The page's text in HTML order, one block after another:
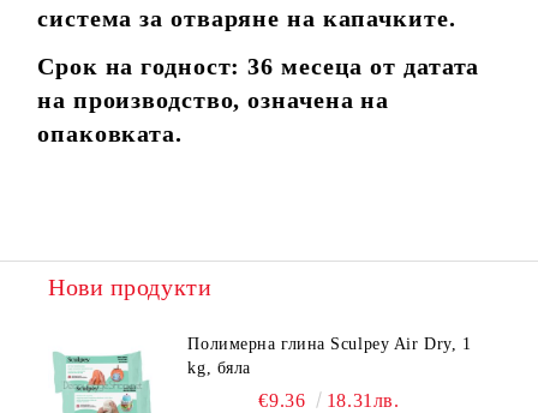
система за отваряне на капачките.
Срок на годност: 36 месеца от датата
на производство, означена на
опаковката.
Нови продукти
Полимерна глина Sculpey Air Dry, 1
kg, бяла
€9.36 18.31лв.